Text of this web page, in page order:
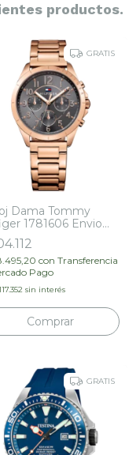
productos.
GRATIS
Dama Tommy
1781606 Envio
Agente Oficial
con Transferencia
Pago
sin interés
Comprar
GRATIS